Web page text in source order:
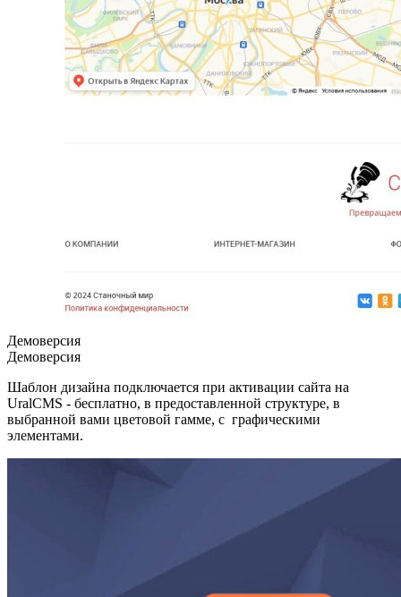
Демоверсия
Демоверсия
Шаблон дизайна подключается при активации сайта на
UralCMS - бесплатно, в предоставленной структуре, в
выбранной вами цветовой гамме, с графическими
элементами.